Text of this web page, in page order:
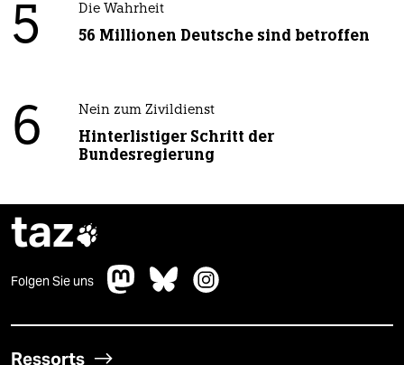
5 Die Wahrheit
56 Millionen Deutsche sind betroffen
6 Nein zum Zivildienst
Hinterlistiger Schritt der
Bundesregierung
taz
Folgen Sie uns
Ressorts